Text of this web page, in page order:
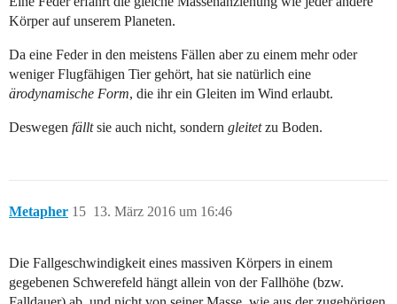
Körper auf unserem Planeten.
Da eine Feder in den meistens Fällen aber zu einem mehr oder
weniger Flugfähigen Tier gehört, hat sie natürlich eine
ärodynamische Form, die ihr ein Gleiten im Wind erlaubt.
Deswegen fälltsie auch nicht, sondern gleitetzu Boden.
Metapher 13. März 2016 um 16:46
15
Die Fallgeschwindigkeit eines massiven Körpers in einem
gegebenen Schwerefeld hängt allein von der Fallhöhe (bzw.